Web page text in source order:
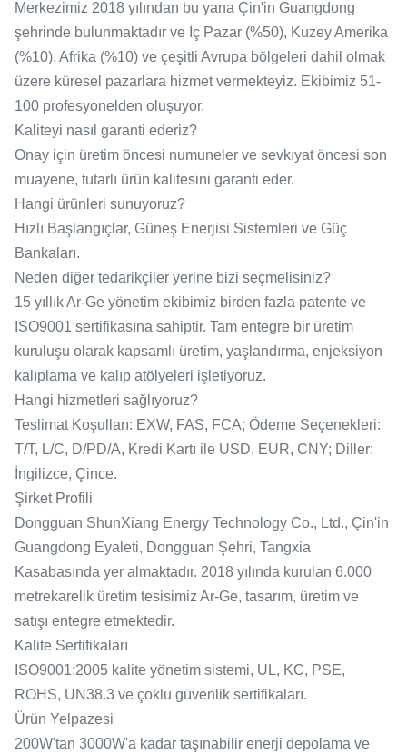
Merkezimiz 2018 yılından bu yana Çin'in Guangdong
şehrinde bulunmaktadır ve İç Pazar (%50), Kuzey Amerika
(%10), Afrika (%10) ve çeşitli Avrupa bölgeleri dahil olmak
üzere küresel pazarlara hizmet vermekteyiz. Ekibimiz 51-
100 profesyonelden oluşuyor.
Kaliteyi nasıl garanti ederiz?
Onay için üretim öncesi numuneler ve sevkıyat öncesi son
muayene, tutarlı ürün kalitesini garanti eder.
Hangi ürünleri sunuyoruz?
Hızlı Başlangıçlar, Güneş Enerjisi Sistemleri ve Güç
Bankaları.
Neden diğer tedarikçiler yerine bizi seçmelisiniz?
15 yıllık Ar-Ge yönetim ekibimiz birden fazla patente ve
ISO9001 sertifikasına sahiptir. Tam entegre bir üretim
kuruluşu olarak kapsamlı üretim, yaşlandırma, enjeksiyon
kalıplama ve kalıp atölyeleri işletiyoruz.
Hangi hizmetleri sağlıyoruz?
Teslimat Koşulları: EXW, FAS, FCA; Ödeme Seçenekleri:
T/T, L/C, D/PD/A, Kredi Kartı ile USD, EUR, CNY; Diller:
İngilizce, Çince.
Şirket Profili
Dongguan ShunXiang Energy Technology Co., Ltd., Çin'in
Guangdong Eyaleti, Dongguan Şehri, Tangxia
Kasabasında yer almaktadır. 2018 yılında kurulan 6.000
metrekarelik üretim tesisimiz Ar-Ge, tasarım, üretim ve
satışı entegre etmektedir.
Kalite Sertifikaları
ISO9001:2005 kalite yönetim sistemi, UL, KC, PSE,
ROHS, UN38.3 ve çoklu güvenlik sertifikaları.
Ürün Yelpazesi
200W'tan 3000W'a kadar taşınabilir enerji depolama ve